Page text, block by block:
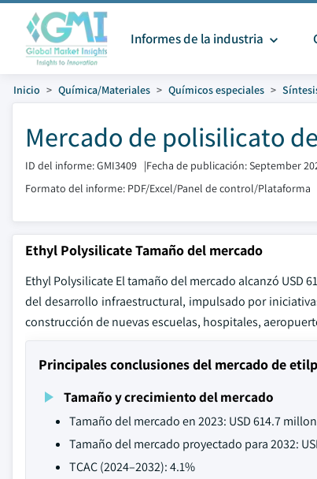
Informes de la industria
Inicio Química/Materiales Químicos especiales
Mercado de polisilicato
ID del informe: GMI3409 |Fecha de publicación: September
Formato del informe: PDF/Excel/Panel de control/Plataforma
Ethyl Polysilicate Tamaño del mercado
Ethyl Polysilicate El tamaño del mercado alcanzó USD
del desarrollo infraestructural, impulsado por
construcción de nuevas escuelas, hospitales,
Principales conclusiones del mercado de
Tamaño y crecimiento del mercado
Tamaño del mercado en 2023: USD 614.7
Tamaño del mercado proyectado para 2032:
TCAC (2024–2032): 4.1%